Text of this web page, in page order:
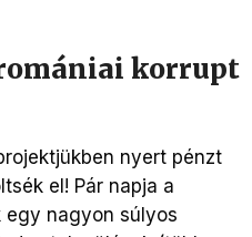
korrupt
nyert pénzt
el! Pár napja a
egy nagyon súlyos